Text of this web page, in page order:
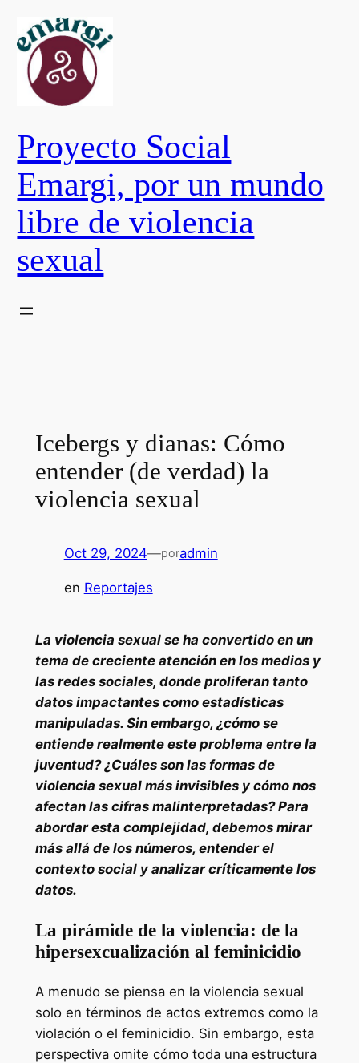
contenido
Proyecto Social
Emargi, por un mundo
libre de violencia
sexual
Icebergs y dianas: Cómo
entender (de verdad) la
violencia sexual
Oct 29, 2024—poradmin
en Reportajes
La violencia sexual se ha convertido en un
tema de creciente atención en los medios y
las redes sociales, donde proliferan tanto
datos impactantes como estadísticas
manipuladas. Sin embargo, ¿cómo se
entiende realmente este problema entre la
juventud? ¿Cuáles son las formas de
violencia sexual más invisibles y cómo nos
afectan las cifras malinterpretadas? Para
abordar esta complejidad, debemos mirar
más allá de los números, entender el
contexto social y analizar críticamente los
datos.
La pirámide de la violencia: de la
hipersexcualización al feminicidio
A menudo se piensa en la violencia sexual
solo en términos de actos extremos como la
violación o el feminicidio. Sin embargo, esta
perspectiva omite cómo toda una estructura